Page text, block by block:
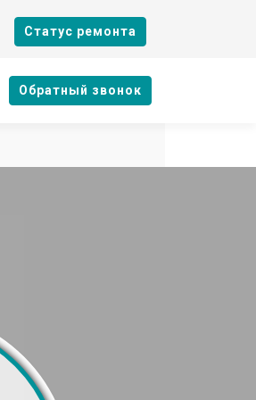
Cтатус ремонта
Oбратный звонок